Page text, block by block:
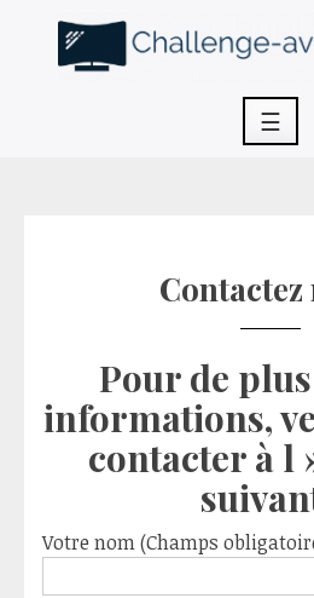
content
☰
Contactez
Pour de
informations,
contacter à l
Votre nom (Champs